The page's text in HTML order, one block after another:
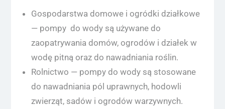
Gospodarstwa domowe i ogródki działkowe
— pompy do wody są używane do
zaopatrywania domów, ogrodów i działek w
wodę pitną oraz do nawadniania roślin.
Rolnictwo — pompy do wody są stosowane
do nawadniania pól uprawnych, hodowli
zwierząt, sadów i ogrodów warzywnych.